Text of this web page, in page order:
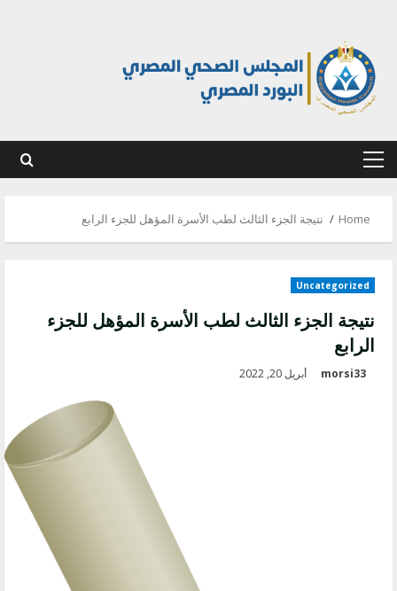
Primary
Home نتيجة الجزء الثالث لطب الأسرة المؤهل للجزء الرابع
Uncategorized
نتيجة الجزء الثالث لطب الأسرة المؤهل للجزء
الرابع
morsi33 أبريل 20, 2022